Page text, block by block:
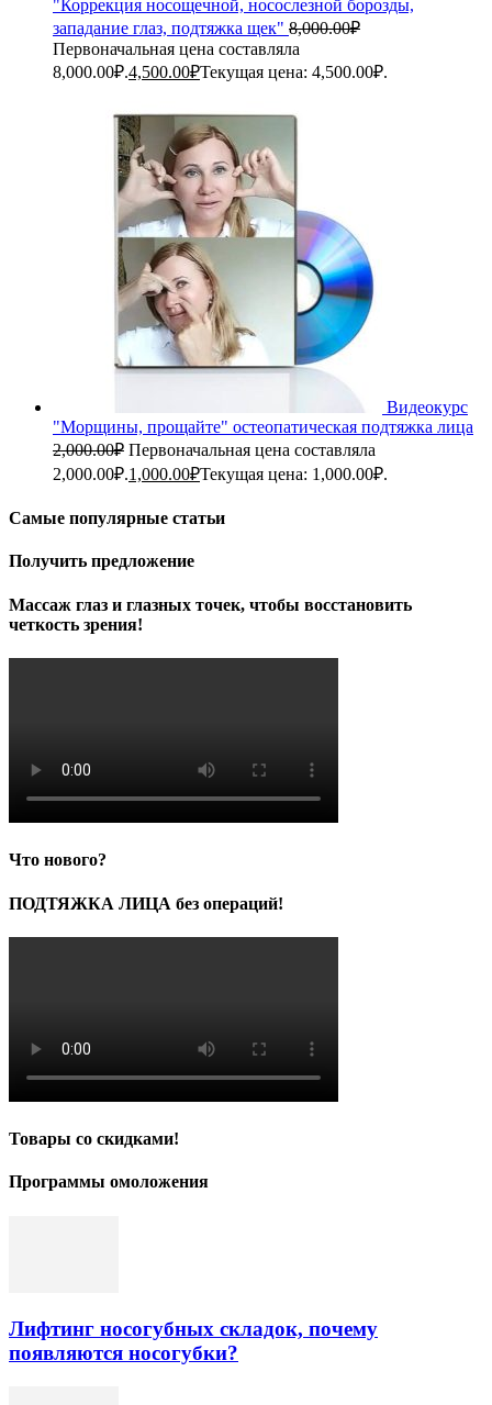
"Коррекция носощечной, носослезной борозды,
западание глаз, подтяжка щек" 8,000.00₽
Первоначальная цена составляла
8,000.00₽.4,500.00₽Текущая цена: 4,500.00₽.
Видеокурс
"Морщины, прощайте" остеопатическая подтяжка лица
2,000.00₽ Первоначальная цена составляла
2,000.00₽.1,000.00₽Текущая цена: 1,000.00₽.
Самые популярные статьи
Получить предложение
Массаж глаз и глазных точек, чтобы восстановить
четкость зрения!
Что нового?
ПОДТЯЖКА ЛИЦА без операций!
Товары со скидками!
Программы омоложения
Лифтинг носогубных складок, почему
появляются носогубки?